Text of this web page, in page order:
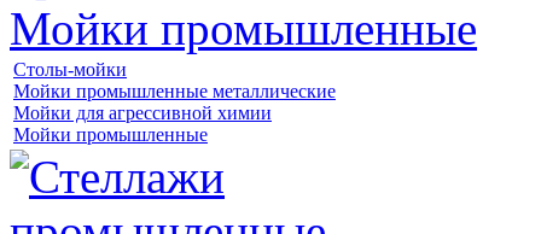
Мойки промышленные
Столы-мойки
Мойки промышленные металлические
Мойки для агрессивной химии
Мойки промышленные